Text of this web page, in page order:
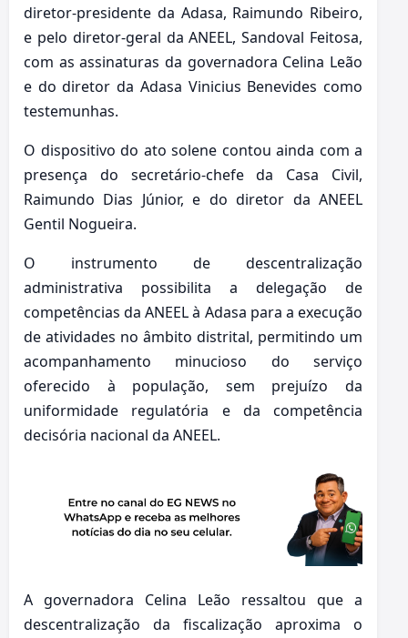
diretor-presidente da Adasa, Raimundo Ribeiro,
e pelo diretor-geral da ANEEL, Sandoval Feitosa,
com as assinaturas da governadora Celina Leão
e do diretor da Adasa Vinicius Benevides como
testemunhas.
O dispositivo do ato solene contou ainda com a
presença do secretário-chefe da Casa Civil,
Raimundo Dias Júnior, e do diretor da ANEEL
Gentil Nogueira.
O instrumento de descentralização
administrativa possibilita a delegação de
competências da ANEEL à Adasa para a execução
de atividades no âmbito distrital, permitindo um
acompanhamento minucioso do serviço
oferecido à população, sem prejuízo da
uniformidade regulatória e da competência
decisória nacional da ANEEL.
A governadora Celina Leão ressaltou que a
descentralização da fiscalização aproxima o